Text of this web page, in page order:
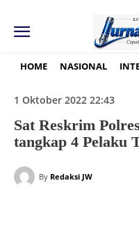
HOME NASIONAL
1 Oktober 2022 22:43
Sat Reskrim
tangkap 4 Pelaku
By Redaksi JW